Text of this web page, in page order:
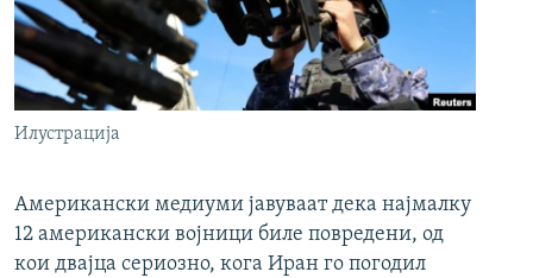
Илустрација
Американски медиуми јавуваат дека најмалку
12 американски војници биле повредени, од
кои двајца сериозно, кога Иран го погодил